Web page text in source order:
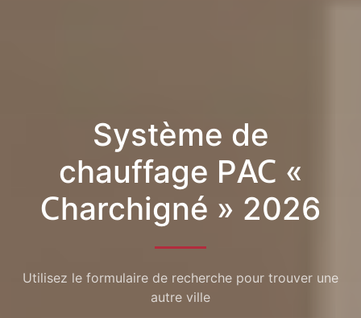
Système de
chauffage PAC «
Charchigné » 2026
Utilisez le formulaire de recherche pour trouver une
autre ville